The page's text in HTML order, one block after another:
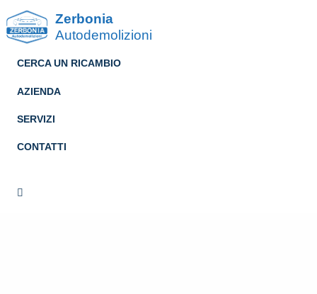
Zerbonia
Autodemolizioni
CERCA UN RICAMBIO
AZIENDA
SERVIZI
CONTATTI